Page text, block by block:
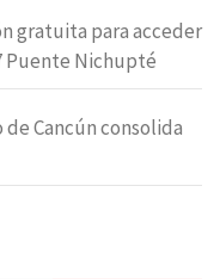
gratuita para acceder
Puente Nichupté
Cancún consolida